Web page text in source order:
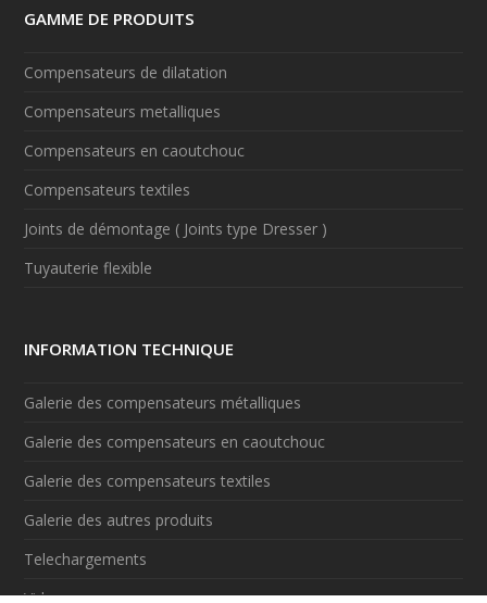
GAMME DE PRODUITS
Compensateurs de dilatation
Compensateurs metalliques
Compensateurs en caoutchouc
Compensateurs textiles
Joints de démontage ( Joints type Dresser )
Tuyauterie flexible
INFORMATION TECHNIQUE
Galerie des compensateurs métalliques
Galerie des compensateurs en caoutchouc
Galerie des compensateurs textiles
Galerie des autres produits
Telechargements
Videos